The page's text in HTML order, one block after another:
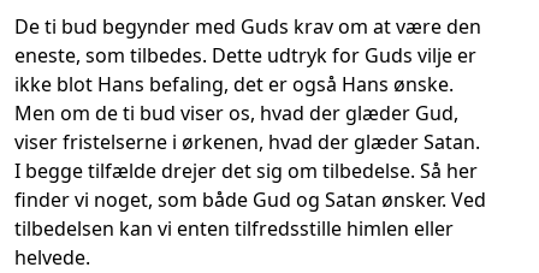
De ti bud begynder med Guds krav om at være den
eneste, som tilbedes. Dette udtryk for Guds vilje er
ikke blot Hans befaling, det er også Hans ønske.
Men om de ti bud viser os, hvad der glæder Gud,
viser fristelserne i ørkenen, hvad der glæder Satan.
I begge tilfælde drejer det sig om tilbedelse. Så her
finder vi noget, som både Gud og Satan ønsker. Ved
tilbedelsen kan vi enten tilfredsstille himlen eller
helvede.